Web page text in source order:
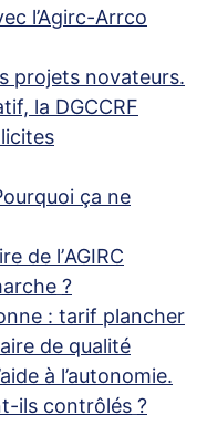
l’Agirc-Arrco
projets novateurs.
la DGCCRF
ça ne
de l’AGIRC
?
: tarif plancher
de qualité
à l’autonomie.
ils contrôlés ?